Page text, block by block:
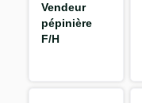
Vendeur
pépinière
F/H